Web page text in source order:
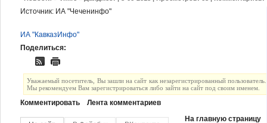
Источник: ИА "Чеченинфо"
ИА "КавказИнфо"
Поделиться:
Уважаемый посетитель, Вы зашли на сайт как незарегистрированный пользователь.
Мы рекомендуем Вам зарегистрироваться либо зайти на сайт под своим именем.
Комментировать Лента комментариев
На главную страницу